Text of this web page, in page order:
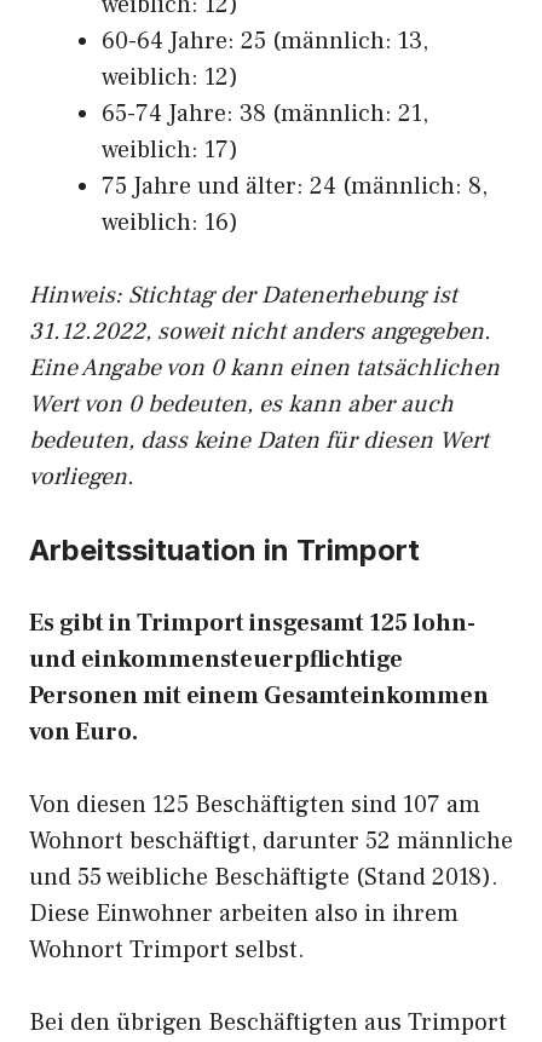
60-64 Jahre: 25 (männlich: 13,
weiblich: 12)
65-74 Jahre: 38 (männlich: 21,
weiblich: 17)
75 Jahre und älter: 24 (männlich: 8,
weiblich: 16)
Hinweis: Stichtag der Datenerhebung ist
31.12.2022, soweit nicht anders angegeben.
Eine Angabe von 0 kann einen tatsächlichen
Wert von 0 bedeuten, es kann aber auch
bedeuten, dass keine Daten für diesen Wert
vorliegen.
Arbeitssituation in Trimport
Es gibt in Trimport insgesamt 125 lohn-
und einkommensteuerpflichtige
Personen mit einem Gesamteinkommen
von Euro.
Von diesen 125 Beschäftigten sind 107 am
Wohnort beschäftigt, darunter 52 männliche
und 55 weibliche Beschäftigte (Stand 2018).
Diese Einwohner arbeiten also in ihrem
Wohnort Trimport selbst.
Bei den übrigen Beschäftigten aus Trimport